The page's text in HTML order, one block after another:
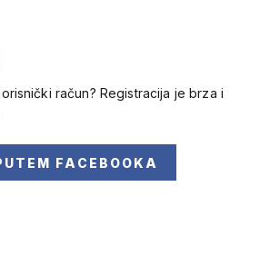
račun? Registracija je brza i
FACEBOOKA